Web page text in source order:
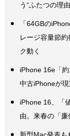
う“ふたつの理
「64GBの
レージ容量節
ク動く
iPhone 16e「
中古iPhoneが
iPhone 16、「
由。来春の「
新型Mac発表